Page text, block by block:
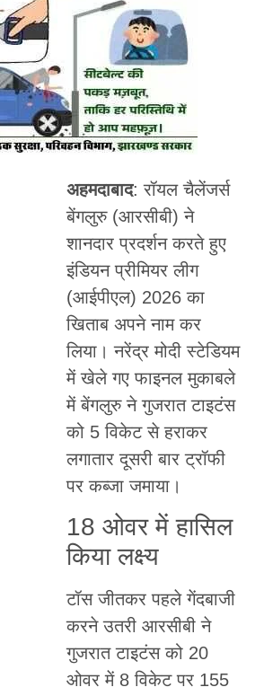
अहमदाबाद: रॉयल चैलेंजर्स
बेंगलुरु (आरसीबी) ने
शानदार प्रदर्शन करते हुए
इंडियन प्रीमियर लीग
(आईपीएल) 2026 का
खिताब अपने नाम कर
लिया। नरेंद्र मोदी स्टेडियम
में खेले गए फाइनल मुकाबले
में बेंगलुरु ने गुजरात टाइटंस
को 5 विकेट से हराकर
लगातार दूसरी बार ट्रॉफी
पर कब्जा जमाया।
18 ओवर में हासिल
किया लक्ष्य
टॉस जीतकर पहले गेंदबाजी
करने उतरी आरसीबी ने
गुजरात टाइटंस को 20
ओवर में 8 विकेट पर 155